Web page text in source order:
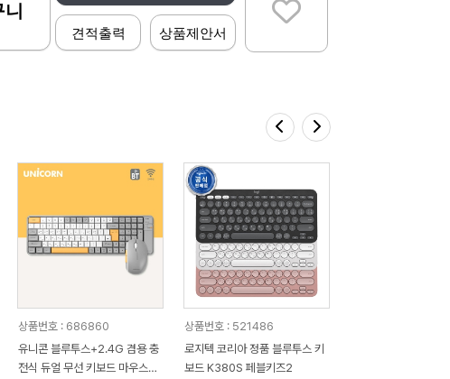
견적출력 상품제안서
상품번호 : 686860
유니콘 블루투스+2.4G 겸용 충
전식 듀얼 무선 키보드 마우스세
상품번호 : 521486
로지텍 코리아 정품 블루투스 키
보드 K380S 페블키즈2